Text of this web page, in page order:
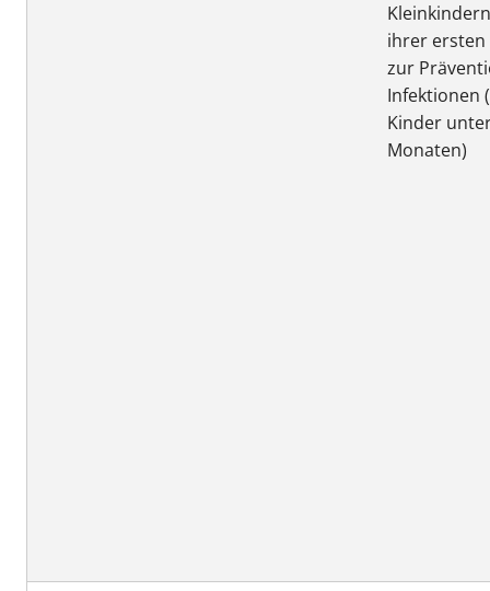
ihrer ersten
zur
Infektionen
Kinder
Monaten)